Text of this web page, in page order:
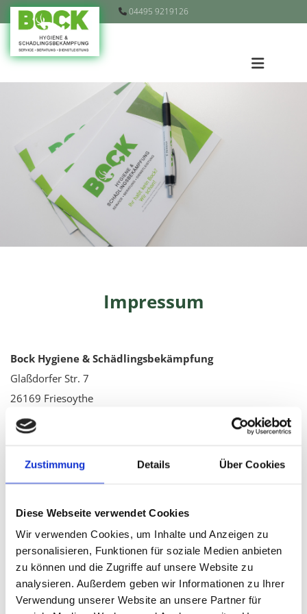
Zustimmung Details Über Cookies
Diese Webseite verwendet Cookies
Wir verwenden Cookies, um Inhalte und Anzeigen zu
personalisieren, Funktionen für soziale Medien anbieten
zu können und die Zugriffe auf unsere Website zu
analysieren. Außerdem geben wir Informationen zu Ihrer
Verwendung unserer Website an unsere Partner für
Zum Inhalt springen  04495 9219126
Impressum
Bock Hygiene & Schädlingsbekämpfung
Glaßdorfer Str. 7
26169 Friesoythe
 04495 9219126
Handelsregister: HWK Oldenburg
Betriebsnummer: 2260437807
Recht­li­cher Hin­weis: Die EU hat ein On­line-Ver­fah­ren zur